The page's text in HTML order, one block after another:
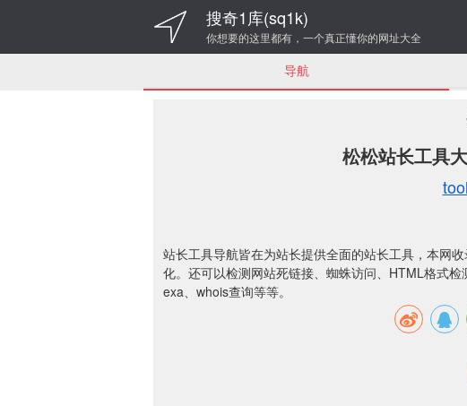
搜奇1库(sq1k)
你想要的这里都有，一个真正懂你的网址大全
导航
松松站长工具
站长工具导航皆在为站长提供全面的站长工具，本网
化。还可以检测网站死链接、蜘蛛访问、HTML格式
exa、whois查询等等。